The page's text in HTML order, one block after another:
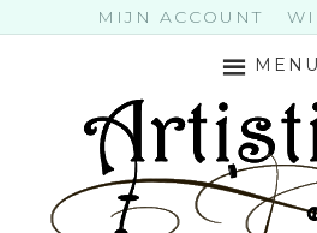
MIJN ACCOUNT
MENU